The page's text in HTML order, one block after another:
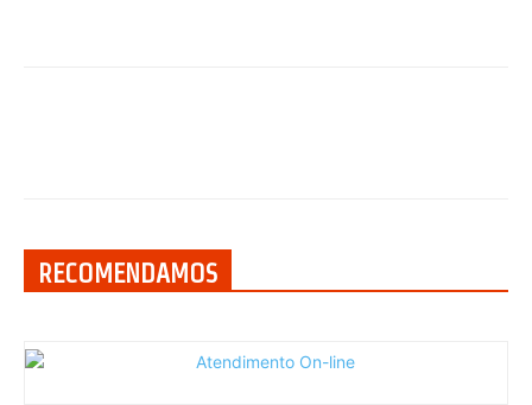
RECOMENDAMOS